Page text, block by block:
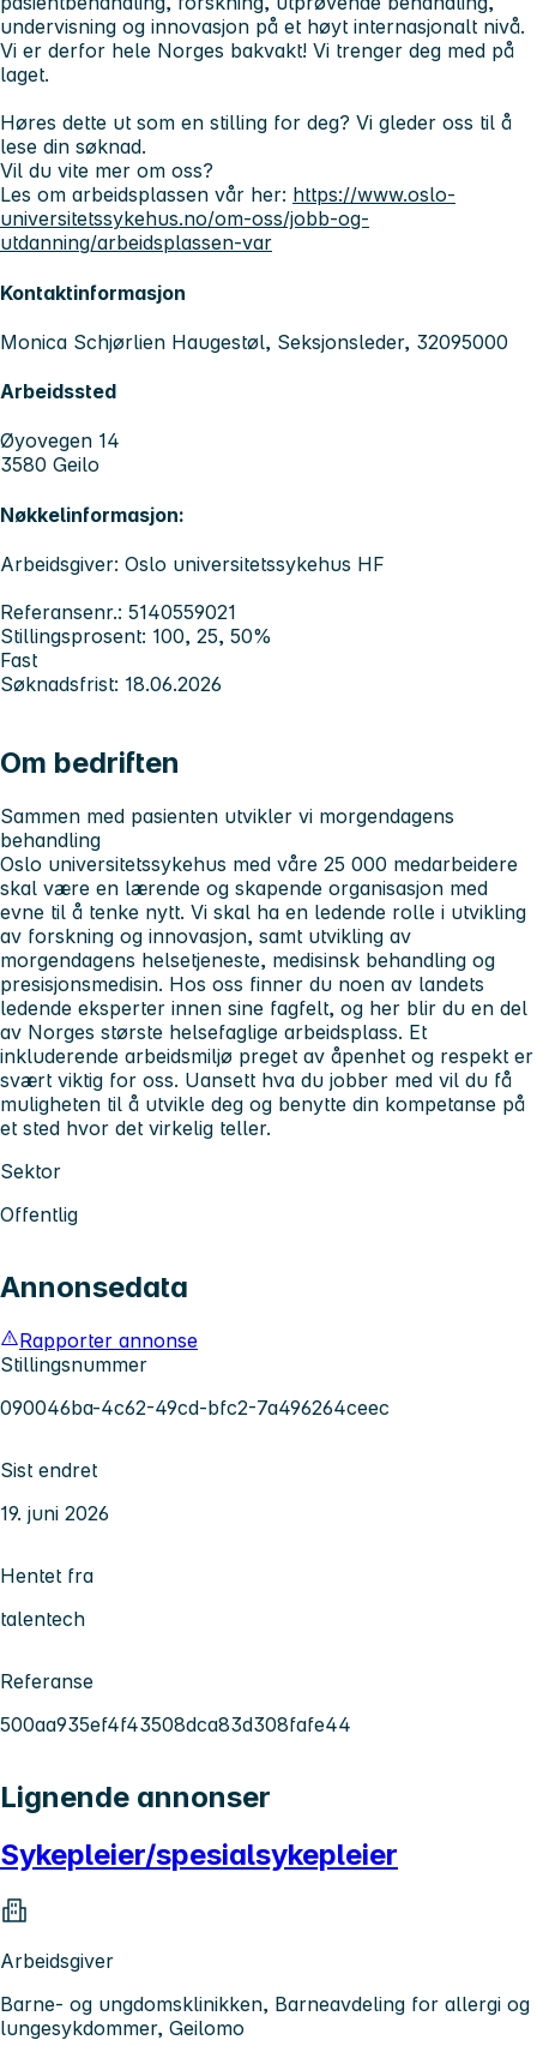
undervisning og innovasjon på et høyt internasjonalt nivå.
Vi er derfor hele Norges bakvakt! Vi trenger deg med på
laget.
Høres dette ut som en stilling for deg? Vi gleder oss til å
lese din søknad.
Vil du vite mer om oss?
Les om arbeidsplassen vår her: https://www.oslo-
universitetssykehus.no/om-oss/jobb-og-
utdanning/arbeidsplassen-var
Kontaktinformasjon
Monica Schjørlien Haugestøl, Seksjonsleder, 32095000
Arbeidssted
Øyovegen 14
3580 Geilo
Nøkkelinformasjon:
Arbeidsgiver: Oslo universitetssykehus HF
Referansenr.: 5140559021
Stillingsprosent: 100, 25, 50%
Fast
Søknadsfrist: 18.06.2026
Om bedriften
Sammen med pasienten utvikler vi morgendagens
behandling
Oslo universitetssykehus med våre 25 000 medarbeidere
skal være en lærende og skapende organisasjon med
evne til å tenke nytt. Vi skal ha en ledende rolle i utvikling
av forskning og innovasjon, samt utvikling av
morgendagens helsetjeneste, medisinsk behandling og
presisjonsmedisin. Hos oss finner du noen av landets
ledende eksperter innen sine fagfelt, og her blir du en del
av Norges største helsefaglige arbeidsplass. Et
inkluderende arbeidsmiljø preget av åpenhet og respekt er
svært viktig for oss. Uansett hva du jobber med vil du få
muligheten til å utvikle deg og benytte din kompetanse på
et sted hvor det virkelig teller.
Sektor
Offentlig
Annonsedata
Rapporter annonse
Stillingsnummer
090046ba-4c62-49cd-bfc2-7a496264ceec
Sist endret
19. juni 2026
Hentet fra
talentech
Referanse
500aa935ef4f43508dca83d308fafe44
Lignende annonser
Sykepleier/spesialsykepleier
Arbeidsgiver
Barne- og ungdomsklinikken, Barneavdeling for allergi og
lungesykdommer, Geilomo